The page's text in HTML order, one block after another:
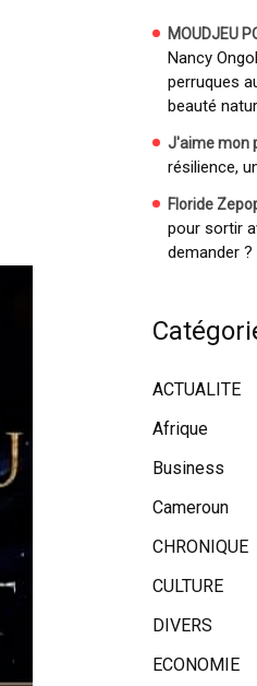
MOUDJEU
Nancy
perruques
beauté
J'aime mon
résilience,
Floride
pour sortir
demander ?
ACTUALITE
Afrique
Business
Cameroun
CHRONIQUE
CULTURE
DIVERS
ECONOMIE